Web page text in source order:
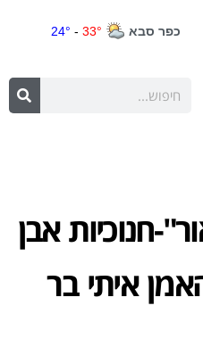
חנוכיות אבן
איתי בר